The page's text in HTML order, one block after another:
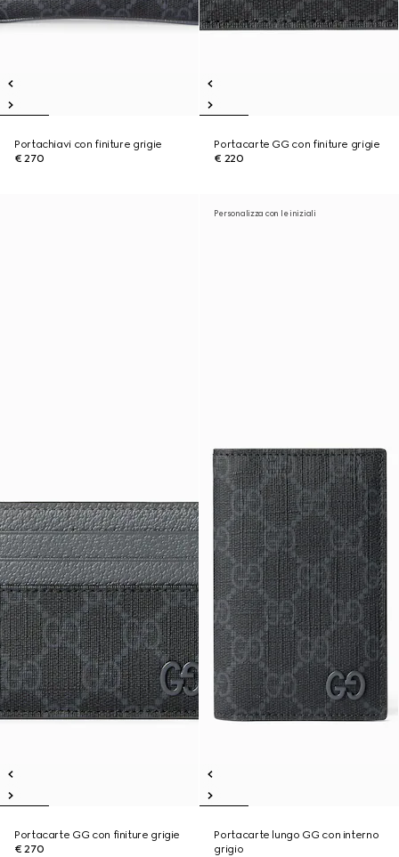
Portachiavi con finiture grigie
€ 270
Portacarte GG con finiture grigie
€ 220
Portacarte GG con finiture grigie
€ 270
Personalizza con le iniziali
Portacarte lungo GG con interno
grigio